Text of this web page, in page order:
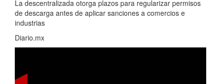
La descentralizada otorga plazos para regularizar permisos
de descarga antes de aplicar sanciones a comercios e
industrias
Diario.mx